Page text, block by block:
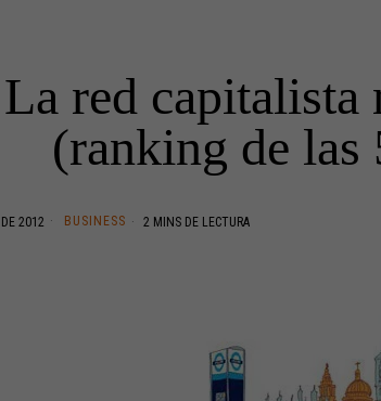
La red capitalista
(ranking de las
2012 BUSINESS 2 MINS DE LECTURA